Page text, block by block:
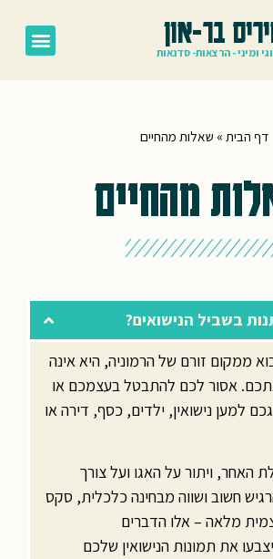
בר-און
ומיני - הרצאות- סדנאות
דף הבית » שאלות מהחיים
מהחיים
בשביל הנישואים?
ממקום זורם של הרמוניה, היא אינה
אסור לכם להתבטל בעצמכם או
למען נישואין, ילדים, כסף, דירה או
האחר, ויתור על האגו ועל צורך
חשוב ושווה מבחינה כלכלית, סקס
מלאה – אלו הדברים
את תמונות הנישואין שלכם